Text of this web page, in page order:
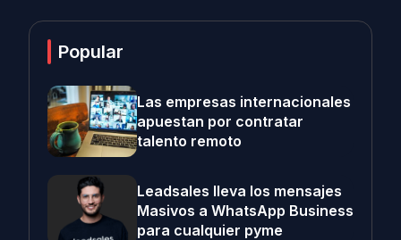
Popular
Las empresas internacionales
apuestan por contratar
talento remoto
Leadsales lleva los mensajes
Masivos a WhatsApp Business
para cualquier pyme